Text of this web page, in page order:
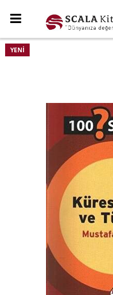
YENI